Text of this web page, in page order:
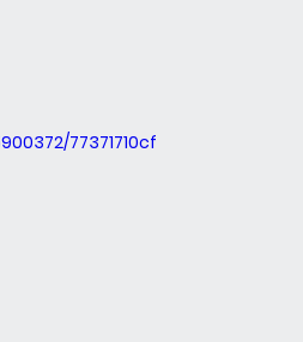
77371710cf